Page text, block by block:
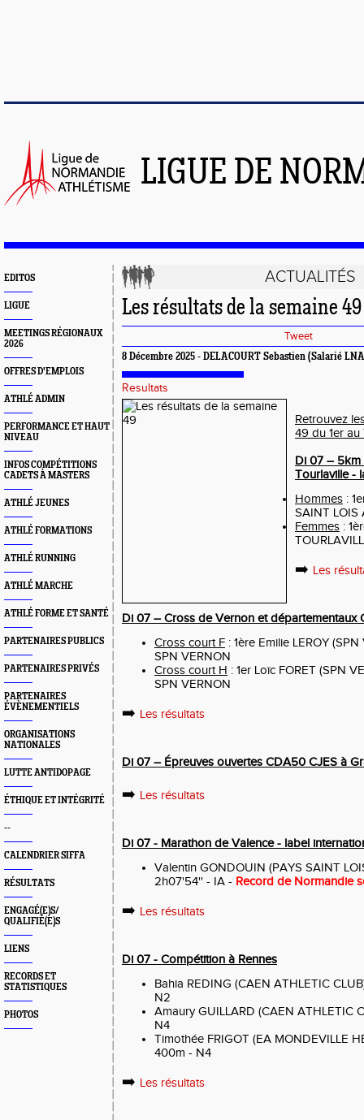
LIGUE DE
EDITOS
LIGUE
MEETINGS RÉGIONAUX
2026
OFFRES D'EMPLOIS
ATHLÉ ADMIN
PERFORMANCE ET HAUT
NIVEAU
INFOS COMPÉTITIONS
CADETS À MASTERS
ATHLÉ JEUNES
ATHLÉ FORMATIONS
ATHLÉ RUNNING
ATHLÉ MARCHE
ATHLÉ FORME ET SANTÉ
PARTENAIRES PUBLICS
PARTENAIRES PRIVÉS
PARTENAIRES
ÉVÈNEMENTIELS
ORGANISATIONS
NATIONALES
LUTTE ANTIDOPAGE
ÉTHIQUE ET INTÉGRITÉ
--
CALENDRIER SIFFA
RÉSULTATS
ENGAGÉ(E)S/
QUALIFIÉ(E)S
LIENS
RECORDS ET
STATISTIQUES
PHOTOS
ACTUALITÉS
Les résultats de la semaine 49
Tweet
8 Décembre 2025 - DELACOURT Sebastien (Salarié
Resultats
Retrouvez
49 du 1er
Di 07 – 5km
Tourlaville -
Hommes :
SAINT LOIS
Femmes :
➡️ Les
Di 07 – Cross de Vernon et départementaux
Cross court F : 1ère Emilie LEROY
SPN VERNON
Cross court H : 1er Loïc FORET (SPN
SPN VERNON
➡️ Les résultats
Di 07 – Épreuves ouvertes CDA50 CJES à
➡️ Les résultats
Di 07 - Marathon de Valence - label
Valentin GONDOUIN (PAYS SAINT
2h07'54'' - IA - Record de Normandie
➡️ Les résultats
Di 07 - Compétition à Rennes
Bahia REDING (CAEN ATHLETIC
N2
Amaury GUILLARD (CAEN ATHLETIC
N4
Timothée FRIGOT (EA MONDEVILLE
400m - N4
➡️ Les résultats